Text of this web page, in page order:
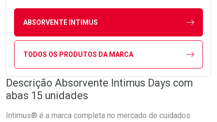
ABSORVENTE INTIMUS
TODOS OS PRODUTOS DA MARCA
Descrição Absorvente Intimus Days com
abas 15 unidades
Intimus® é a marca completa no mercado de cuidados